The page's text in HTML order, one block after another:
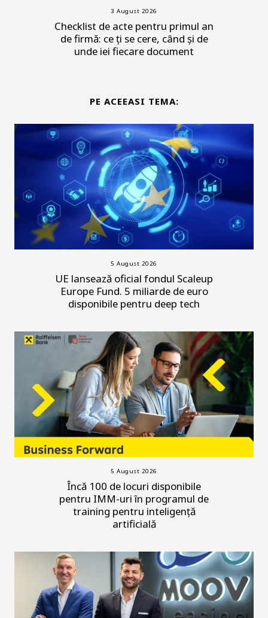
3 August 2026
Checklist de acte pentru primul an
de firmă: ce ți se cere, când și de
unde iei fiecare document
PE ACEEASI TEMA:
5 August 2026
UE lansează oficial fondul Scaleup
Europe Fund. 5 miliarde de euro
disponibile pentru deep tech
5 August 2026
Încă 100 de locuri disponibile
pentru IMM-uri în programul de
training pentru inteligență
artificială